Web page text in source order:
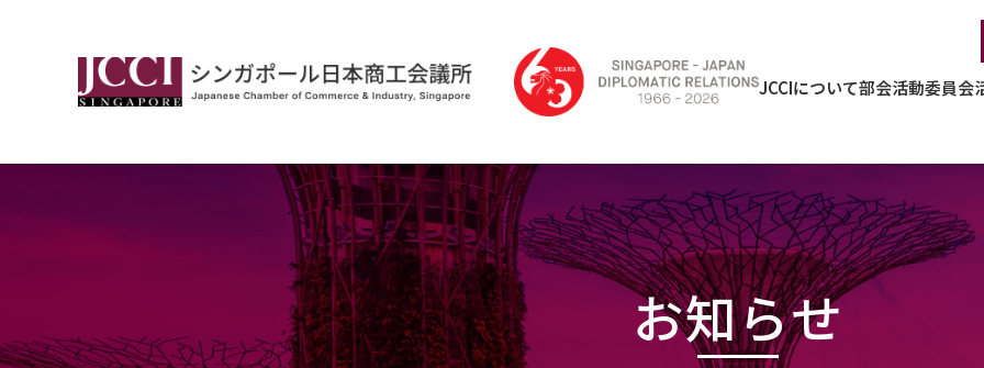
JCCIについて部会活動委員会
お知らせ